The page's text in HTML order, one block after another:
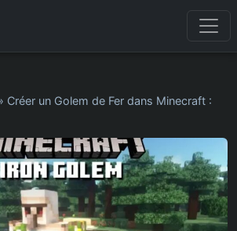
Créer un Golem de Fer dans Minecraft :